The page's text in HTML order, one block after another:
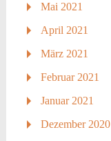
Mai 2021
April 2021
März 2021
Februar 2021
Januar 2021
Dezember 2020